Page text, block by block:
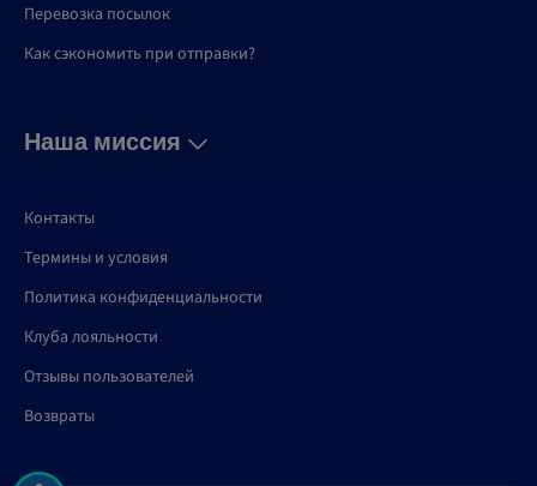
Перевозка посылок
Как сэкономить при отправки?
Наша миссия
Контакты
Термины и условия
Политика конфиденциальности
Клуба лояльности
Отзывы пользователей
Возвраты